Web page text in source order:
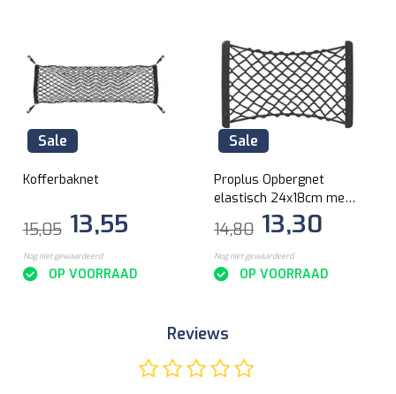
Sale
Kofferbaknet
15,05 13,55
Nog niet gewaardeerd
OP VOORRAAD
Sale
Proplus Opbergnet
elastisch 24x18cm met
kunststof frame
14,80 13,30
Nog niet gewaardeerd
OP VOORRAAD
Reviews